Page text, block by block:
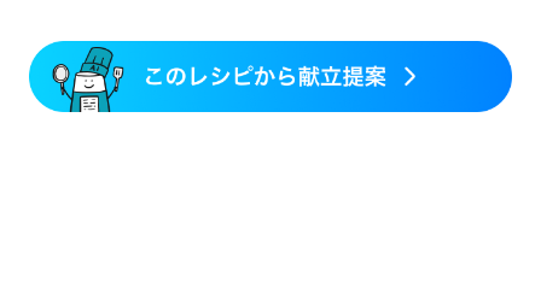
乳がん（放射線治療中）
乳がん治療を終えた方・経過観察中の方など
食欲がない
妊娠中(初期)